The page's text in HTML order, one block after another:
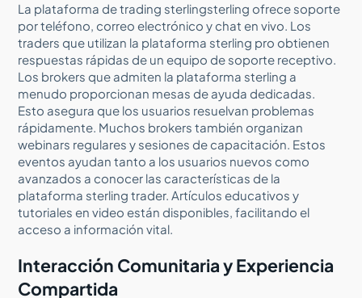
La plataforma de trading sterlingsterling ofrece soporte
por teléfono, correo electrónico y chat en vivo. Los
traders que utilizan la plataforma sterling pro obtienen
respuestas rápidas de un equipo de soporte receptivo.
Los brokers que admiten la plataforma sterling a
menudo proporcionan mesas de ayuda dedicadas.
Esto asegura que los usuarios resuelvan problemas
rápidamente. Muchos brokers también organizan
webinars regulares y sesiones de capacitación. Estos
eventos ayudan tanto a los usuarios nuevos como
avanzados a conocer las características de la
plataforma sterling trader. Artículos educativos y
tutoriales en video están disponibles, facilitando el
acceso a información vital.
Interacción Comunitaria y Experiencia
Compartida